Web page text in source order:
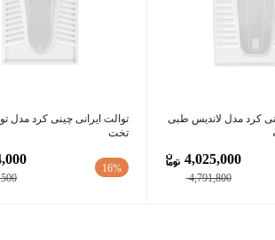
کرد مدل لاندیس طبی
4,791,800
4,025,000
تخت
16%